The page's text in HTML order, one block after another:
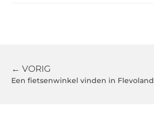
← VORIG
Een fietsenwinkel vinden in Flevoland